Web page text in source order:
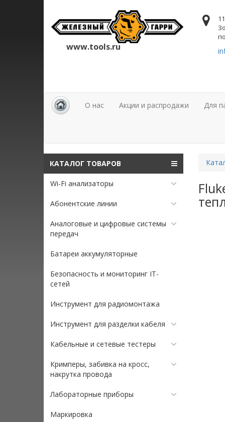
www.tools.ru
О нас Акции и распродажи Для
КАТАЛОГ ТОВАРОВ
Wi-Fi анализаторы
Абонентские линии
Аналоговые и цифровые системы
передач
Батареи аккумуляторные
Безопасность и мониторинг IT-
сетей
Инструмент для радиомонтажа
Инструмент для разделки кабеля
Кабельные и сетевые тестеры
Кримперы, забивка на кросс,
накрутка провода
Лабораторные приборы
Маркировка